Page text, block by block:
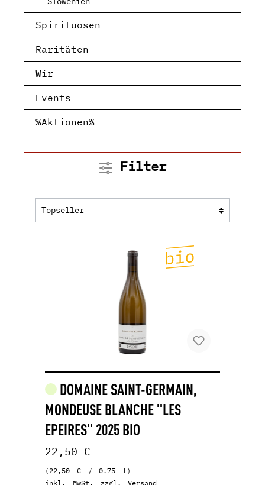
Spirituosen
Raritäten
Wir
Events
%Aktionen%
Filter
DOMAINE SAINT-GERMAIN,
MONDEUSE BLANCHE "LES
EPEIRES" 2025 BIO
22,50 €
(22,50 € / 0.75 l)
inkl. MwSt, zzgl. Versand